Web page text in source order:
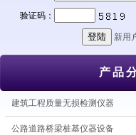
验证码：
新用
产品
建筑工程质量无损检测仪器
公路道路桥梁桩基仪器设备